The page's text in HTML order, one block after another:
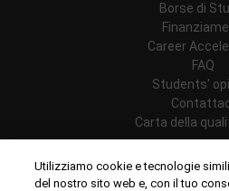
Borse di
Career
FAQ
Students'
Carta della
Utilizziamo cookie e tecnologie
del nostro sito web e, con il tuo